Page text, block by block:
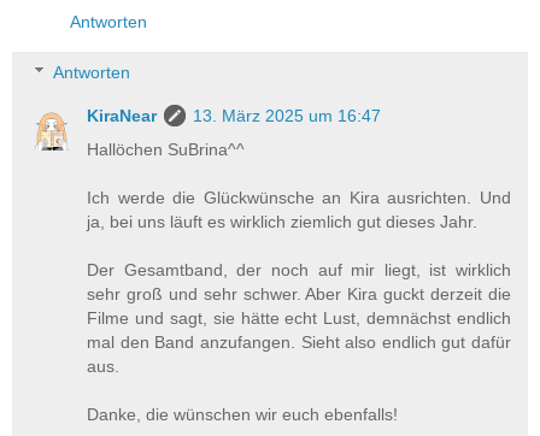
Antworten
Antworten
KiraNear
13. März 2025 um 16:47
Hallöchen SuBrina^^
Ich werde die Glückwünsche an Kira ausrichten. Und
ja, bei uns läuft es wirklich ziemlich gut dieses Jahr.
Der Gesamtband, der noch auf mir liegt, ist wirklich
sehr groß und sehr schwer. Aber Kira guckt derzeit die
Filme und sagt, sie hätte echt Lust, demnächst endlich
mal den Band anzufangen. Sieht also endlich gut dafür
aus.
Danke, die wünschen wir euch ebenfalls!